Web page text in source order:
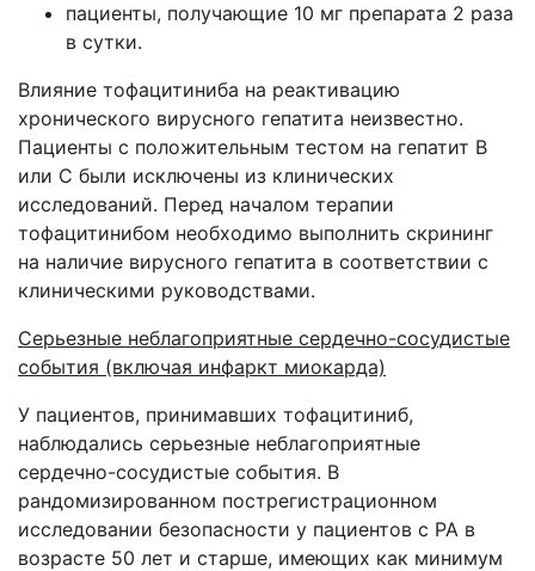
пациенты, получающие 10 мг препарата 2 раза
в сутки.
Влияние тофацитиниба на реактивацию
хронического вирусного гепатита неизвестно.
Пациенты с положительным тестом на гепатит B
или C были исключены из клинических
исследований. Перед началом терапии
тофацитинибом необходимо выполнить скрининг
на наличие вирусного гепатита в соответствии с
клиническими руководствами.
Серьезные неблагоприятные сердечно-сосудистые
события (включая инфаркт миокарда)
У пациентов, принимавших тофацитиниб,
наблюдались серьезные неблагоприятные
сердечно-сосудистые события. В
рандомизированном пострегистрационном
исследовании безопасности у пациентов с РА в
возрасте 50 лет и старше, имеющих как минимум